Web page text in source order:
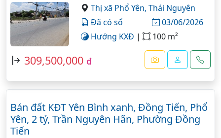
Thị xã Phổ Yên,Thái Nguyên
Đã có sổ
03/06/2026
Hướng KXĐ | 100 m²
309,500,000 đ
Bán đất KĐT Yên Bình xanh, Đồng Tiến, Phổ
Yên, 2 tỷ, Trần Nguyên Hãn, Phường Đồng
Tiến